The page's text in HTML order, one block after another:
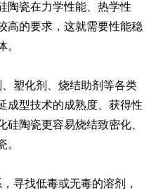
陶瓷在力学性能、热学性
高的要求，这就需要性能稳
。
塑化剂、烧结助剂等各类
成型技术的成熟度、获得性
陶瓷更容易烧结致密化、
。
寻找低毒或无毒的溶剂，